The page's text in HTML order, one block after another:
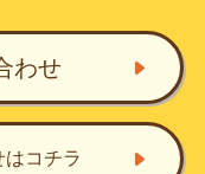
わせ
はコチラ